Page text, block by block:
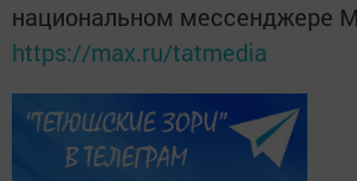
национальном мессенджере
https://max.ru/tatmedia